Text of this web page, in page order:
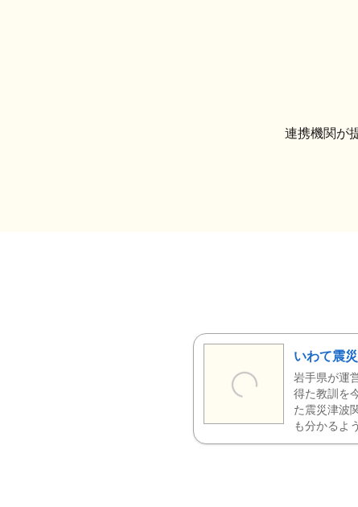
連携機関が
いわて震
岩手県が運
得た教訓を
た震災津波
も分かるよ